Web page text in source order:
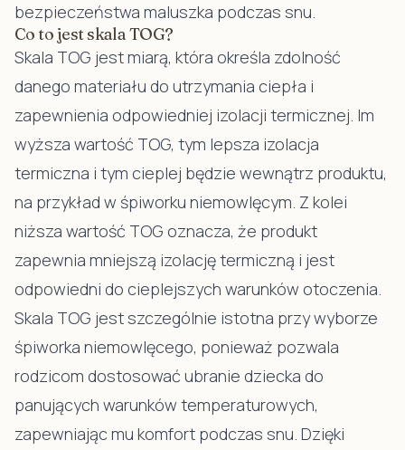
bezpieczeństwa maluszka podczas snu.
Co to jest skala TOG?
Skala TOG jest miarą, która określa zdolność
danego materiału do utrzymania ciepła i
zapewnienia odpowiedniej izolacji termicznej. Im
wyższa wartość TOG, tym lepsza izolacja
termiczna i tym cieplej będzie wewnątrz produktu,
na przykład w śpiworku niemowlęcym. Z kolei
niższa wartość TOG oznacza, że produkt
zapewnia mniejszą izolację termiczną i jest
odpowiedni do cieplejszych warunków otoczenia.
Skala TOG jest szczególnie istotna przy wyborze
śpiworka niemowlęcego, ponieważ pozwala
rodzicom dostosować ubranie dziecka do
panujących warunków temperaturowych,
zapewniając mu komfort podczas snu. Dzięki